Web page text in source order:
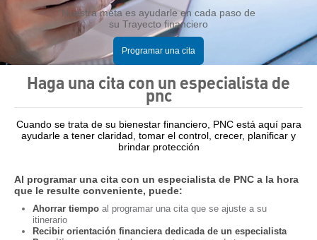
Nuestra meta es ayudarle en cada paso de
su Trayecto financiero
Programar una cita
Haga una cita con un especialista de
pnc
Cuando se trata de su bienestar financiero, PNC está aquí para
ayudarle a tener claridad, tomar el control, crecer, planificar y
brindar protección
Al programar una cita con un especialista de PNC a la hora
que le resulte conveniente, puede:
Ahorrar tiempoal programar una cita que se ajuste a su
itinerario
Recibir orientación financiera dedicada de un especialista